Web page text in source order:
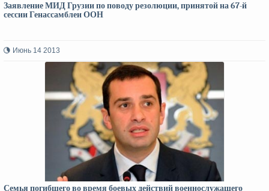
Заявление МИД Грузии по поводу резолюции, принятой на 67-й
сессии Генассамблеи ООН
Июнь 14 2013
Семья погибшего во время боевых действий военнослужащего